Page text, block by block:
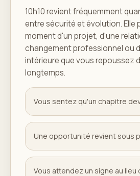
10h10 revient fréquemment
entre sécurité et évolution. Elle
moment d'un projet, d'une
changement professionnel ou
intérieure que vous repoussez
longtemps.
Vous sentez qu'un chapitre
Une opportunité revient sous
Vous attendez un signe au lieu